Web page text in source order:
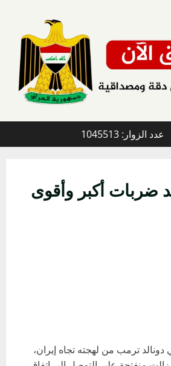
عدد الزوار: 1045513
ضربات أكبر وأقوى
ترمب من لهجته تجاه إيران،